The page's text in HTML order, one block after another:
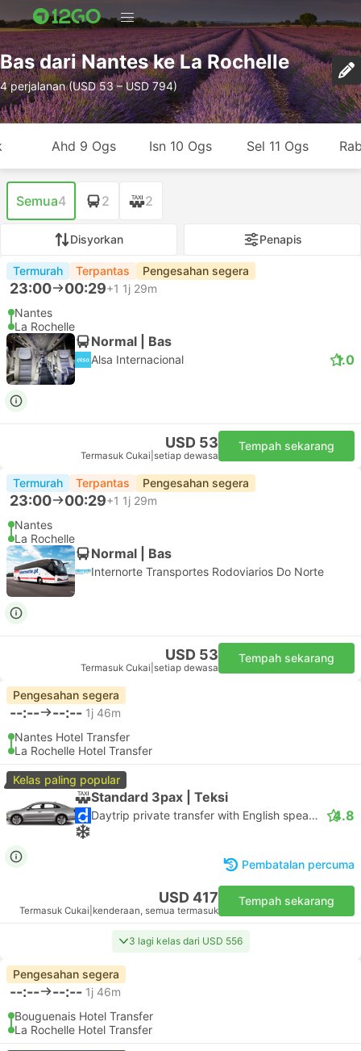
Bas dari Nantes ke La Rochelle
4 perjalanan (USD 53 – USD 794)
Ahd 9 Ogs Isn 10 Ogs Sel 11 Ogs
Semua4 2 2
Disyorkan Penapis
Termurah Terpantas Pengesahan segera
23:00 00:29+1 1j 29m
Nantes
La Rochelle
Normal | Bas
Alsa Internacional 1.0
USD 53
Termasuk Cukai setiap dewasa
Tempah sekarang
Termurah Terpantas Pengesahan segera
23:00 00:29+1 1j 29m
Nantes
La Rochelle
Normal | Bas
Internorte Transportes Rodoviarios Do Norte
USD 53
Termasuk Cukai setiap dewasa
Tempah sekarang
Pengesahan segera
--:-- --:-- 1j 46m
Nantes Hotel Transfer
La Rochelle Hotel Transfer
Kelas paling popular
Standard 3pax | Teksi
Daytrip private transfer with English speaking driver 4.8
Pembatalan percuma
USD 417
Termasuk Cukai kenderaan, semua termasuk
Tempah sekarang
3 lagi kelas dari USD 556
Pengesahan segera
--:-- --:-- 1j 46m
Bouguenais Hotel Transfer
La Rochelle Hotel Transfer